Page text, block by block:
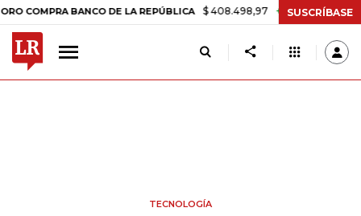
BANCO DE LA REPÚBLICA $ 408.498,97 +$ 8.753,81 +2,19%
SUSCRÍBASE
TECNOLOGÍA